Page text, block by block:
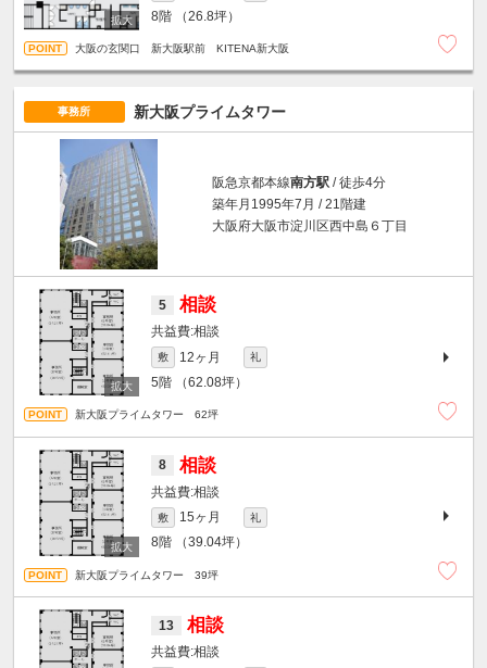
8階 （26.8坪）
大阪の玄関口 新大阪駅前 KITENA新大阪
事務所 新大阪プライムタワー
阪急京都本線南方駅 / 徒歩4分
築年月1995年7月 / 21階建
大阪府大阪市淀川区西中島６丁目
5 相談
相談
敷 12ヶ月 礼
5階 （62.08坪）
新大阪プライムタワー 62坪
8 相談
相談
敷 15ヶ月 礼
8階 （39.04坪）
新大阪プライムタワー 39坪
13 相談
相談